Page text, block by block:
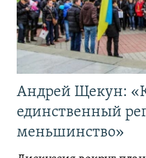
Андрей Щекун:
единственный
меньшинство»